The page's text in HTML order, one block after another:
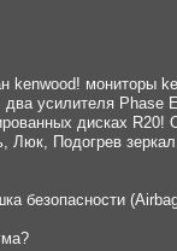
мониторы
усилителя Phase
дисках
Подогрев